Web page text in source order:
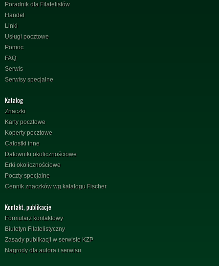
Poradnik dla Filatelistów
Handel
Linki
Usługi pocztowe
Pomoc
FAQ
Serwis
Serwisy specjalne
Katalog
Znaczki
Karty pocztowe
Koperty pocztowe
Całostki inne
Datowniki okolicznościowe
Erki okolicznościowe
Poczty specjalne
Cennik znaczków wg katalogu Fischer
Kontakt, publikacje
Formularz kontaktowy
Biuletyn Filatelistyczny
Zasady publikacji w serwisie KZP
Nagrody dla autora i serwisu